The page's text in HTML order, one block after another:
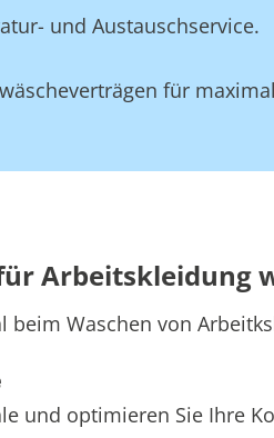
und Austauschservice.
für
Arbeitskleidung
beim Waschen von
und optimieren Sie Ihre